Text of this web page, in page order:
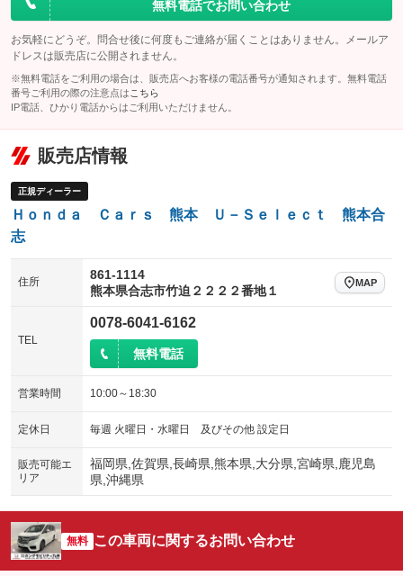
無料電話でお問い合わせ
お気軽にどうぞ。問合せ後に何度もご連絡が届くことはありません。メールア
ドレスは販売店に公開されません。
※無料電話をご利用の場合は、販売店へお客様の電話番号が通知されます。無料電話
番号ご利用の際の注意点は こちら
IP電話、ひかり電話からはご利用いただけません。
販売店情報
正規ディーラー
Ｈｏｎｄａ Ｃａｒｓ 熊本 Ｕ－Ｓｅｌｅｃｔ 熊本合
志
住所
861-1114
熊本県合志市竹迫２２２２番地１
MAP
TEL
0078-6041-6162
無料電話
営業時間 10:00～18:30
定休日 毎週 火曜日・水曜日 及びその他 設定日
販売可能エ
リア
福岡県,佐賀県,長崎県,熊本県,大分県,宮崎県,鹿児島
県,沖縄県
無料 この車両に関するお問い合わせ